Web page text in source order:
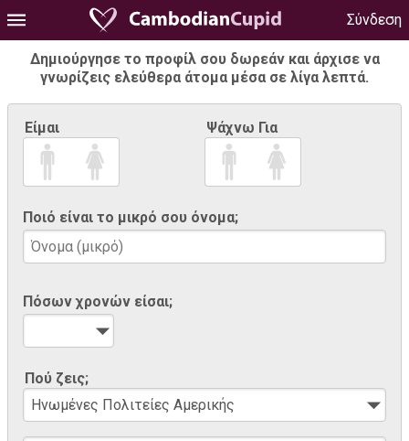
Σύνδεση
Δημιούργησε το προφίλ σου δωρεάν και άρχισε να
γνωρίζεις ελεύθερα άτομα μέσα σε λίγα λεπτά.
Είμαι Ψάχνω Για
Ποιό είναι το μικρό σου όνομα;
Πόσων χρονών είσαι;
Πού ζεις;